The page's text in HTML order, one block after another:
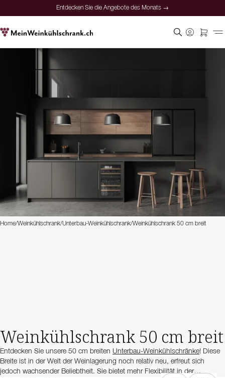
Entdecken Sie die Angebote des Monats →
Home/Weinkühlschrank/Unterbau-Weinkühlschrank/Weinkühlschrank 50 cm breit
Weinkühlschrank 50 cm breit
Entdecken Sie unsere 50 cm breiten Unterbau-Weinkühlschränke! Diese
Breite ist in der Welt der Weinlagerung noch relativ neu, erfreut sich
jedoch wachsender Beliebtheit. Sie bietet mehr Flexibilität in der